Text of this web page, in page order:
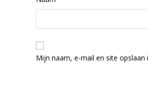
Mijn naam, e-mail en site